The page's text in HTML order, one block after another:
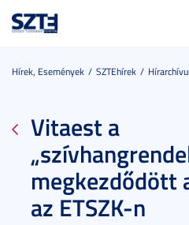
Hírek, Események SZTEhírek
Vitaest a
megkezdődött
az ETSZK-n